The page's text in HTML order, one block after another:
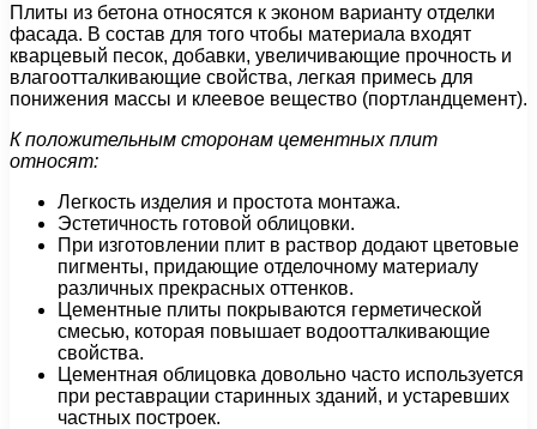
Плиты из бетона относятся к эконом варианту отделки
фасада. В состав для того чтобы материала входят
кварцевый песок, добавки, увеличивающие прочность и
влагоотталкивающие свойства, легкая примесь для
понижения массы и клеевое вещество (портландцемент).
К положительным сторонам цементных плит
относят:
Легкость изделия и простота монтажа.
Эстетичность готовой облицовки.
При изготовлении плит в раствор додают цветовые
пигменты, придающие отделочному материалу
различных прекрасных оттенков.
Цементные плиты покрываются герметической
смесью, которая повышает водоотталкивающие
свойства.
Цементная облицовка довольно часто используется
при реставрации старинных зданий, и устаревших
частных построек.